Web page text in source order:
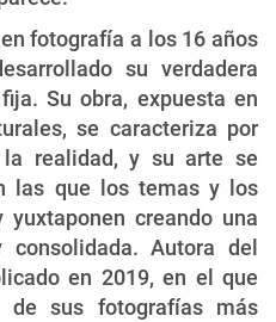
fotografía a los 16 años
su verdadera
Su obra, expuesta en
se caracteriza por
realidad, y su arte se
las que los temas y los
creando una
Autora del
en 2019, en el que
de sus fotografías más